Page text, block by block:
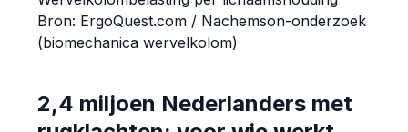
Bron: ErgoQuest.com / Nachemson-onderzoek
(biomechanica wervelkolom)
2,4 miljoen Nederlanders met